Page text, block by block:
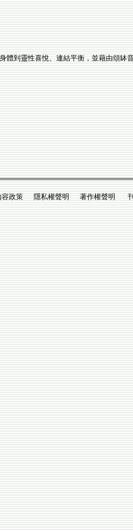
到靈性喜悅、連結平衡，並藉由頌缽
政策 隱私權聲明 著作權聲明